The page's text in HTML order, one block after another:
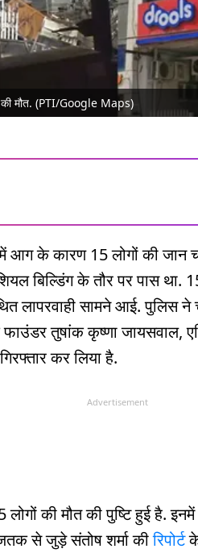
मौत. (PTI/Google Maps)
आग के कारण 15 लोगों की जान
बिल्डिंग के तौर पर पास था.
लापरवाही सामने आई. पुलिस ने
तुषांक कृष्णा जायसवाल,
कर लिया है.
Advertisement
की मौत की पुष्टि हुई है. इनमें
से जुड़े संतोष शर्मा कीरिपोर्टके